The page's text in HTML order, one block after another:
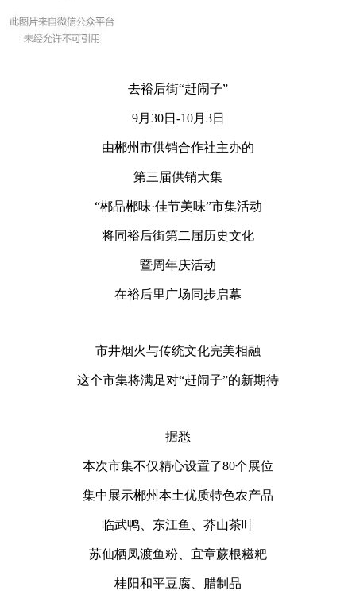
去裕后街“赶闹子”
9月30日-10月3日
由郴州市供销合作社主办的
第三届供销大集
“郴品郴味·佳节美味”市集活动
将同裕后街第二届历史文化
暨周年庆活动
在裕后里广场同步启幕
市井烟火与传统文化完美相融
这个市集将满足对“赶闹子”的新期待
据悉
本次市集不仅精心设置了80个展位
集中展示郴州本土优质特色农产品
临武鸭、东江鱼、莽山茶叶
苏仙栖凤渡鱼粉、宜章蕨根糍粑
桂阳和平豆腐、腊制品